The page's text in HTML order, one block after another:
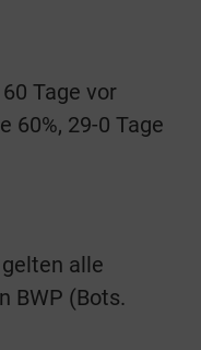
Tage vor
60%, 29-0 Tage
alle
BWP (Bots.